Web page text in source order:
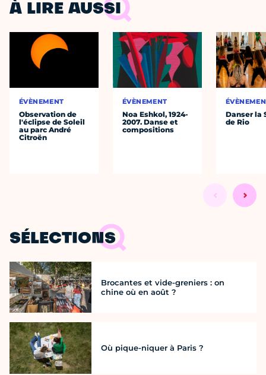
À LIRE AUSSI
ÉVÈNEMENT
Observation de
l'éclipse de Soleil
au parc André
Citroën
ÉVÈNEMENT
Noa Eshkol, 1924-
2007. Danse et
compositions
Danser la
de Rio
SÉLECTIONS
Brocantes et vide-greniers : on
chine où en août ?
Où pique-niquer à Paris ?